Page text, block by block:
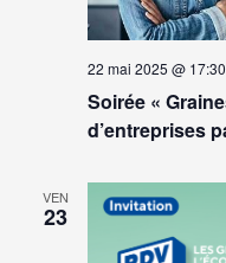
Soirée «
d’entreprises
22 mai 2025 @ 17:30
VEN
23